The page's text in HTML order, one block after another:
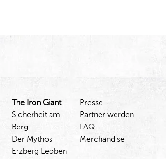
The Iron Giant
Sicherheit am
Berg
Der Mythos
Erzberg Leoben
Presse
Partner werden
FAQ
Merchandise